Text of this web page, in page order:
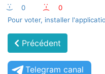
:-) 0 :-(
0
Pour voter, installer
Précédent
Telegram canal